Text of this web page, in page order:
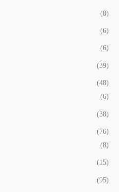
(8)
(6)
(6)
(39)
(48)
(6)
(38)
(76)
(8)
(15)
(95)